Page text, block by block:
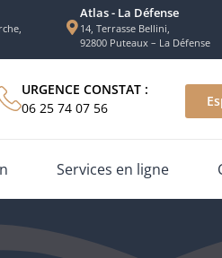
Atlas - La Défense
14, Terrasse Bellini,
92800 Puteaux – La Défense
URGENCE CONSTAT :
06 25 74 07 56
Services en ligne